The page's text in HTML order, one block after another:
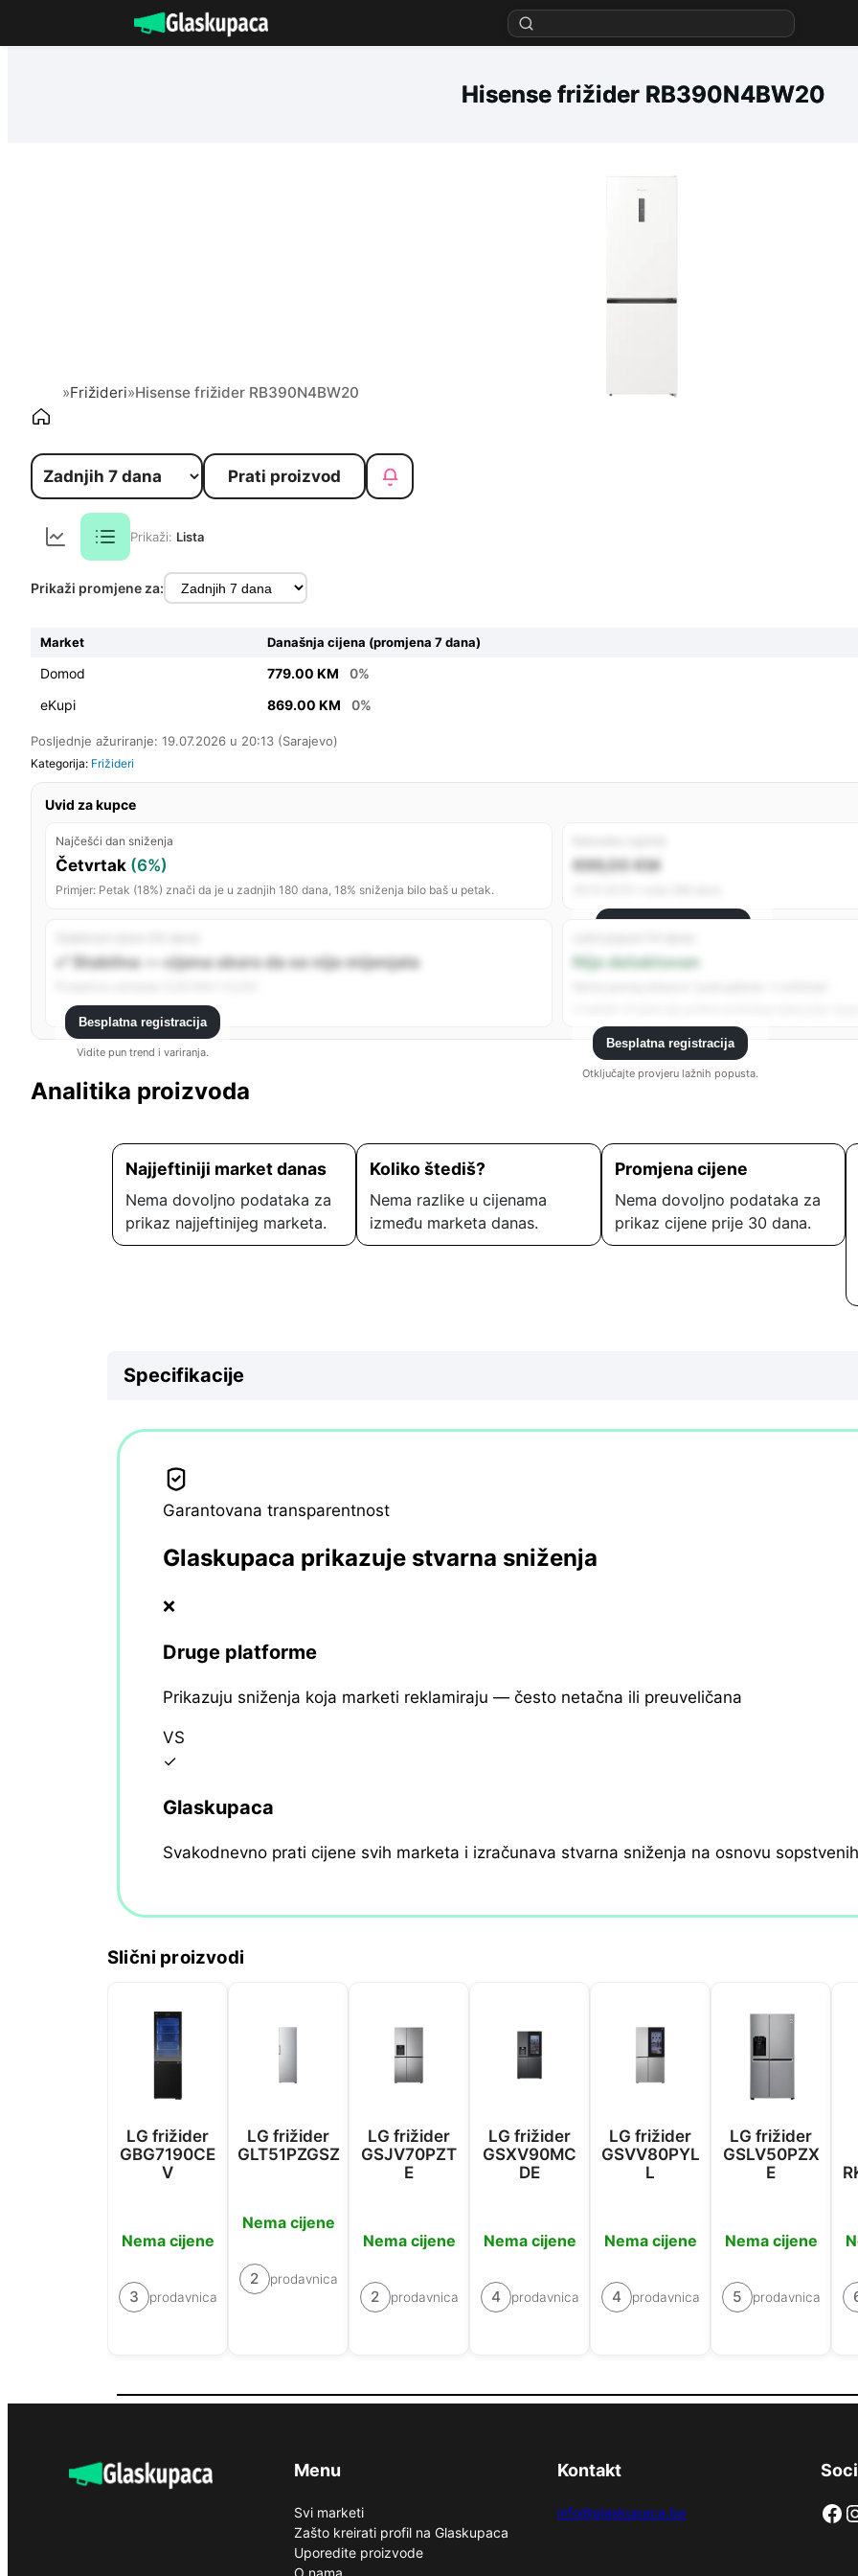
na
Hisense frižider RB390N4BW20
»Frižideri»Hisense frižider RB390N4BW20
Prati proizvod
Prikaži: Lista
Prikaži promjene za:
Market Današnja cijena (promjena 7 dana)
Domod 779.00 KM
0%
eKupi
869.00 KM 0%
Posljednje ažuriranje: 19.07.2026 u 20:13 (Sarajevo)
Kategorija: Frižideri
Uvid za kupce
Najčešći dan sniženja
Četvrtak (6%)
Primjer: Petak (18%) znači da je u zadnjih 180 dana, 18% sniženja bilo baš u petak.
699,00 KM
Registrujte se da vidite sve analitike.
✅ Stabilna — cijena skoro da se nije mijenjala
Besplatna registracija
Vidite pun trend i variranja.
Nije detektovan
Besplatna registracija
Otključajte provjeru lažnih popusta.
Analitika proizvoda
Najjeftiniji market danas
Nema dovoljno podataka za
prikaz najjeftinijeg marketa.
Koliko štediš?
Nema razlike u cijenama
između marketa danas.
Promjena cijene
Nema dovoljno podataka za
prikaz cijene prije 30 dana.
Specifikacije
Garantovana transparentnost
Glaskupaca prikazuje stvarna sniženja
❌
Druge platforme
Prikazuju sniženja koja marketi reklamiraju — često netačna ili preuveličana
VS
✓
Glaskupaca
Svakodnevno prati cijene svih marketa i izračunava stvarna sniženja na osnovu
Slični proizvodi
LG frižider
GBG7190CE
V
Nema cijene
3 prodavnica
LG frižider
GLT51PZGSZ
Nema cijene
2 prodavnica
LG frižider
GSJV70PZT
E
Nema cijene
2 prodavnica
LG frižider
GSXV90MC
DE
Nema cijene
4 prodavnica
LG frižider
GSVV80PYL
L
Nema cijene
4 prodavnica
LG frižider
GSLV50PZX
E
Nema cijene
5 prodavnica
Menu
Svi marketi
Zašto kreirati profil na Glaskupaca
Uporedite proizvode
Kontakt
info@glaskupaca.ba Facebook